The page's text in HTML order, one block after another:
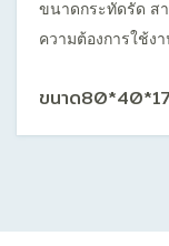
ขนาดกระทัดรัด ส
ความต้องการใช้ง
ขนาด